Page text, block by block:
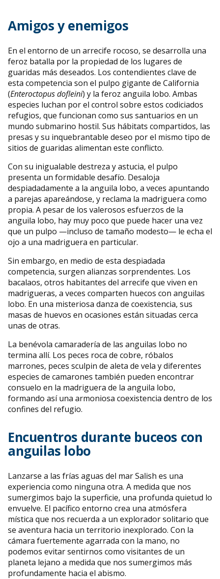
Amigos y enemigos
En el entorno de un arrecife rocoso, se desarrolla una
feroz batalla por la propiedad de los lugares de
guaridas más deseados. Los contendientes clave de
esta competencia son el pulpo gigante de California
(Enteroctopus dofleini) y la feroz anguila lobo. Ambas
especies luchan por el control sobre estos codiciados
refugios, que funcionan como sus santuarios en un
mundo submarino hostil. Sus hábitats compartidos, las
presas y su inquebrantable deseo por el mismo tipo de
sitios de guaridas alimentan este conflicto.
Con su inigualable destreza y astucia, el pulpo
presenta un formidable desafío. Desaloja
despiadadamente a la anguila lobo, a veces apuntando
a parejas apareándose, y reclama la madriguera como
propia. A pesar de los valerosos esfuerzos de la
anguila lobo, hay muy poco que puede hacer una vez
que un pulpo —incluso de tamaño modesto— le echa el
ojo a una madriguera en particular.
Sin embargo, en medio de esta despiadada
competencia, surgen alianzas sorprendentes. Los
bacalaos, otros habitantes del arrecife que viven en
madrigueras, a veces comparten huecos con anguilas
lobo. En una misteriosa danza de coexistencia, sus
masas de huevos en ocasiones están situadas cerca
unas de otras.
La benévola camaradería de las anguilas lobo no
termina allí. Los peces roca de cobre, róbalos
marrones, peces sculpin de aleta de vela y diferentes
especies de camarones también pueden encontrar
consuelo en la madriguera de la anguila lobo,
formando así una armoniosa coexistencia dentro de los
confines del refugio.
Encuentros durante buceos con
anguilas lobo
Lanzarse a las frías aguas del mar Salish es una
experiencia como ninguna otra. A medida que nos
sumergimos bajo la superficie, una profunda quietud lo
envuelve. El pacífico entorno crea una atmósfera
mística que nos recuerda a un explorador solitario que
se aventura hacia un territorio inexplorado. Con la
cámara fuertemente agarrada con la mano, no
podemos evitar sentirnos como visitantes de un
planeta lejano a medida que nos sumergimos más
profundamente hacia el abismo.